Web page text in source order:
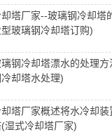
却塔厂家--玻璃钢冷却塔
型玻璃钢冷却塔订购)
钢冷却塔漂水的处理方
却塔水处理)
却塔厂家概述将水冷却装
湿式冷却塔厂家)